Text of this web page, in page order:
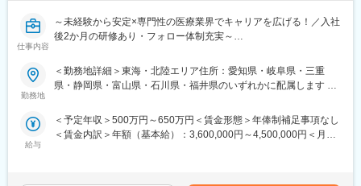
能です！配属先メーカーからオファーを受けた場合は、メーカー
直雇用へ転籍するチャンスもあります。
論可能です。）
・転勤は東北・関東などエリア単位内で限定することができ、一
医療機器・製薬メーカーのセールス領域を支援する業種です。自
社の社員を取引先企業に派遣し、派遣先の営業として活躍いただ
仕事内容
～未経験から安定×専門性の医療業界でキャリアを広げる！／入社
後2か月の研修あり・フォロー体制充実～
大手企業で安定就業】
てキャリアをスタートできるポジションです。
当社は製薬・医療機器メーカーの営業業務を担う
勤務地
＜勤務地詳細＞東海・北陸エリア住所：愛知県・岐阜県・三重
県・静岡県・富山県・石川県・福井県のいずれかに配属します 受
給与
＜予定年収＞500万円～650万円＜賃金形態＞年俸制補足事項なし
＜賃金内訳＞年額（基本給）：3,600,000円～4,500,000円＜月額